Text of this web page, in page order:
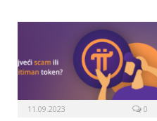
11.09.2023 0